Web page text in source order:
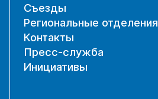
Съезды
Региональные отделения
Контакты
Пресс-служба
Инициативы